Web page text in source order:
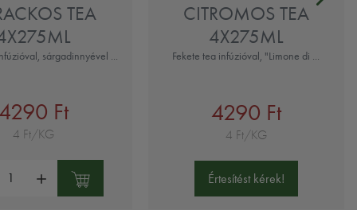
TEA
sárgadinnyével ...
4290 Ft
4 Ft/KG
CITROMOS TEA
4X275ML
Fekete tea infúzióval, "Limone di ...
4290 Ft
4 Ft/KG
Értesítést kérek!